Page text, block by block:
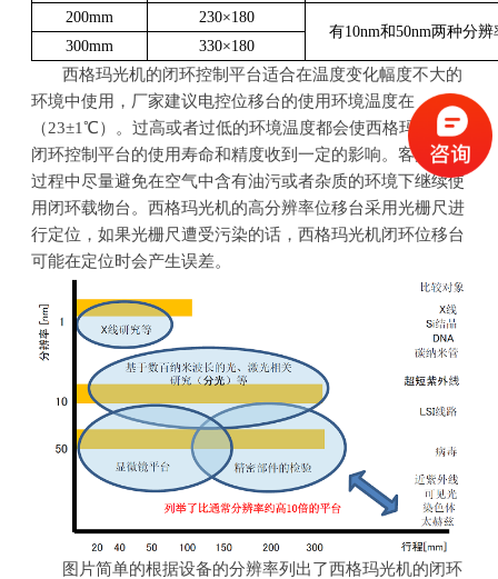
200mm
230×180
有10nm和50nm两种分
300mm
330×180
西格玛光机的闭环控制平台适合在温度变化幅度不大的
环境中使用，厂家建议电控位移台的使用环境温度在
（23±1℃）。过高或者过低的环境温度都会使西格玛光机的
闭环控制平台的使用寿命和精度收到一定的影响。客户使用
过程中尽量避免在空气中含有油污或者杂质的环境下继续使
用闭环载物台。西格玛光机的高分辨率位移台采用光栅尺进
行定位，如果光栅尺遭受污染的话，西格玛光机闭环位移台
可能在定位时会产生误差。
图片简单的根据设备的分辨率列出了西格玛光机的闭环